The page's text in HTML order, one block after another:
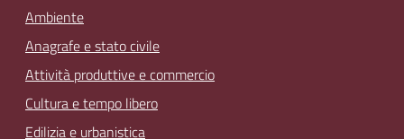
Ambiente
Anagrafe e stato civile
Attività produttive e commercio
Cultura e tempo libero
Edilizia e urbanistica